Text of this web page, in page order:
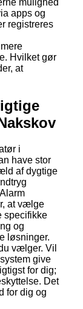
apps og
registreres
Hvilket gør
at
i
have stor
af dygtige
at vælge
specifikke
og
løsninger.
vælger. Vil
give
for dig;
Det
for dig og